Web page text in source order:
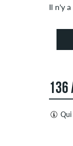
Il n'y
136
Qui